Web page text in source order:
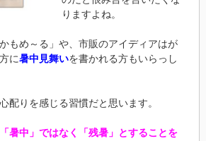
りますよね。
もめ～る」や、市販のアイディアはが
に暑中見舞いを書かれる方もいらっし
配りを感じる習慣だと思います。
暑中」ではなく「残暑」とすることを